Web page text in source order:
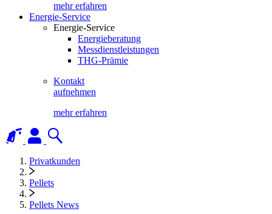
mehr erfahren
Energie-Service
Energie-Service
Energieberatung
Messdienstleistungen
THG-Prämie
Kontakt
aufnehmen
mehr erfahren
Privatkunden
Pellets
Pellets News